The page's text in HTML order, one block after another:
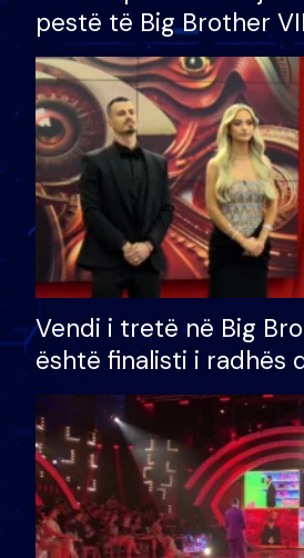
pestë të Big Brother
çmimin e madh prej
Vendi i tretë në Big
është finalisti i radhës